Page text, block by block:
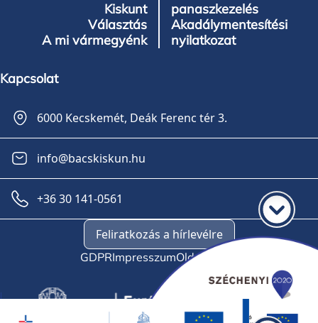
Kiskunt
Választás
A mi vármegyénk
panaszkezelés
Akadálymentesítési
nyilatkozat
Kapcsolat
6000 Kecskemét, Deák Ferenc tér 3.
info@bacskiskun.hu
+36 30 141-0561
Feliratkozás a hírlevélre
GDPRImpresszumOldaltérkép